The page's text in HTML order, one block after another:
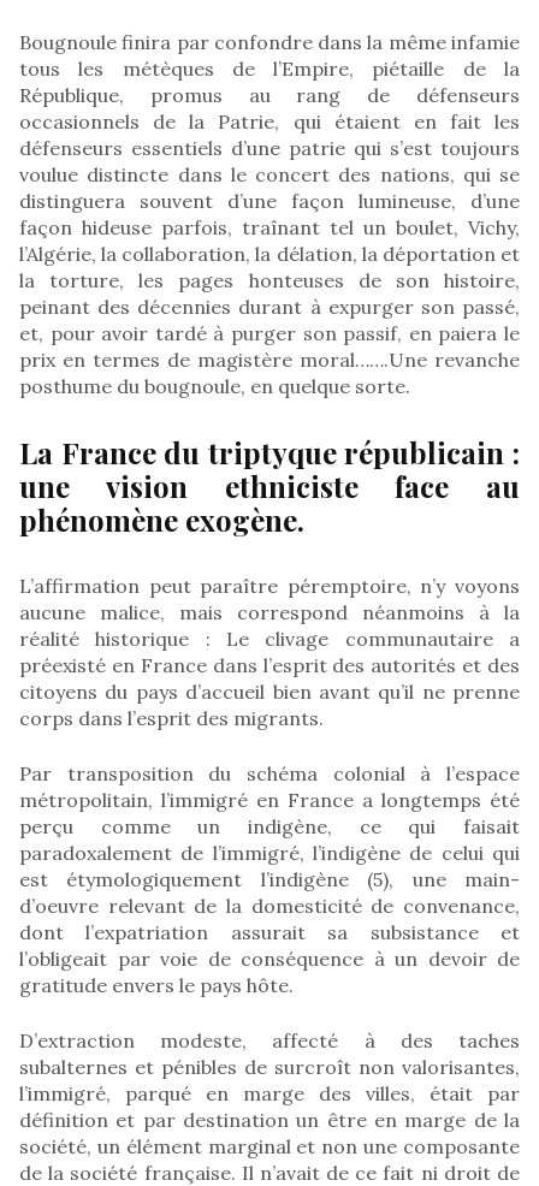
Bougnoule finira par confondre dans la même infamie
tous les métèques de l’Empire, piétaille de la
République, promus au rang de défenseurs
occasionnels de la Patrie, qui étaient en fait les
défenseurs essentiels d’une patrie qui s’est toujours
voulue distincte dans le concert des nations, qui se
distinguera souvent d’une façon lumineuse, d’une
façon hideuse parfois, traînant tel un boulet, Vichy,
l’Algérie, la collaboration, la délation, la déportation et
la torture, les pages honteuses de son histoire,
peinant des décennies durant à expurger son passé,
et, pour avoir tardé à purger son passif, en paiera le
prix en termes de magistère moral…….Une revanche
posthume du bougnoule, en quelque sorte.
La France du triptyque républicain :
une vision ethniciste face au
phénomène exogène.
L’affirmation peut paraître péremptoire, n’y voyons
aucune malice, mais correspond néanmoins à la
réalité historique : Le clivage communautaire a
préexisté en France dans l’esprit des autorités et des
citoyens du pays d’accueil bien avant qu’il ne prenne
corps dans l’esprit des migrants.
Par transposition du schéma colonial à l’espace
métropolitain, l’immigré en France a longtemps été
perçu comme un indigène, ce qui faisait
paradoxalement de l’immigré, l’indigène de celui qui
est étymologiquement l’indigène (5), une main-
d’oeuvre relevant de la domesticité de convenance,
dont l’expatriation assurait sa subsistance et
l’obligeait par voie de conséquence à un devoir de
gratitude envers le pays hôte.
D’extraction modeste, affecté à des taches
subalternes et pénibles de surcroît non valorisantes,
l’immigré, parqué en marge des villes, était par
définition et par destination un être en marge de la
société, un élément marginal et non une composante
de la société française. Il n’avait de ce fait ni droit de